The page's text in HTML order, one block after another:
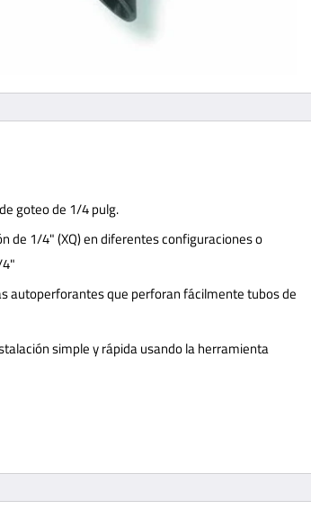
goteo de 1/4 pulg.
de 1/4" (XQ) en diferentes configuraciones o
autoperforantes que perforan fácilmente tubos de
simple y rápida usando la herramienta